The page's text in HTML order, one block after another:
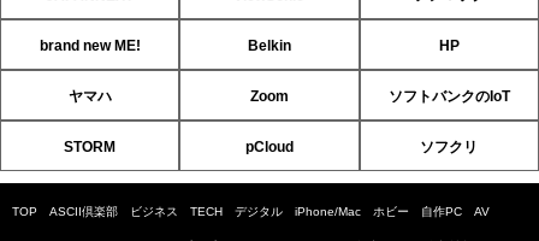
brand new ME! Belkin HP
ヤマハ Zoom ソフトバンクのIoT
STORM pCloud ソフクリ
TOP ASCII倶楽部 ビジネス TECH デジタル iPhone/Mac ホビー 自作PC AV